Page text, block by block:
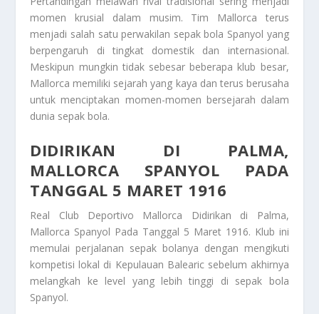
momen krusial dalam musim. Tim Mallorca terus
menjadi salah satu perwakilan sepak bola Spanyol yang
berpengaruh di tingkat domestik dan internasional.
Meskipun mungkin tidak sebesar beberapa klub besar,
Mallorca memiliki sejarah yang kaya dan terus berusaha
untuk menciptakan momen-momen bersejarah dalam
dunia sepak bola.
DIDIRIKAN DI PALMA,
MALLORCA SPANYOL PADA
TANGGAL 5 MARET 1916
Real Club Deportivo Mallorca
Didirikan di Palma,
Mallorca Spanyol Pada Tanggal 5 Maret 1916. Klub ini
memulai perjalanan sepak bolanya dengan mengikuti
kompetisi lokal di Kepulauan Balearic sebelum akhirnya
melangkah ke level yang lebih tinggi di sepak bola
Spanyol.